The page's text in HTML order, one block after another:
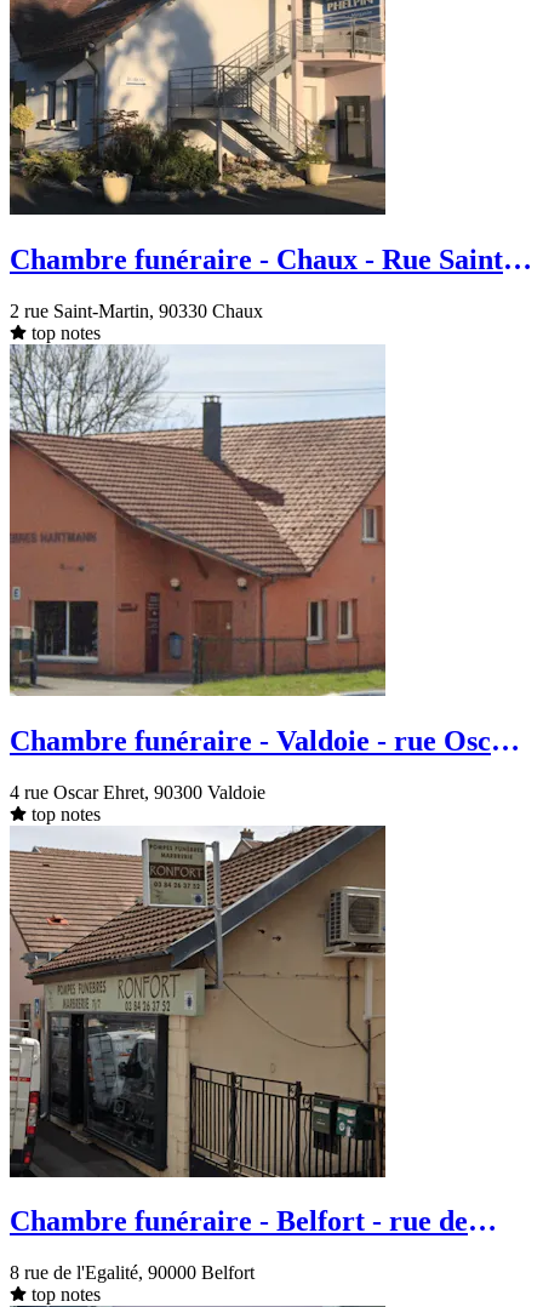
Chambre funéraire - Chaux - Rue Saint-
2 rue Saint-Martin, 90330 Chaux
top notes
Chambre funéraire - Valdoie - rue Oscar
4 rue Oscar Ehret, 90300 Valdoie
top notes
Chambre funéraire - Belfort - rue de
8 rue de l'Egalité, 90000 Belfort
top notes